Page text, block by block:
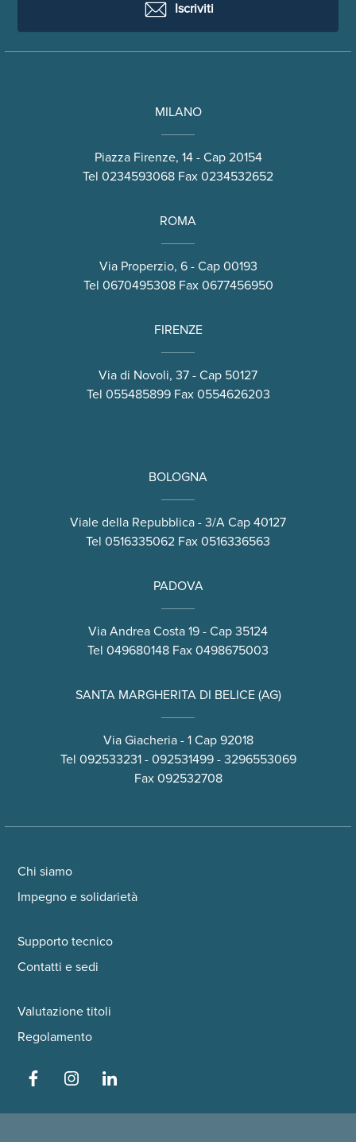
Iscriviti
MILANO
Piazza Firenze, 14 - Cap 20154
Tel 0234593068 Fax 0234532652
ROMA
Via Properzio, 6 - Cap 00193
Tel 0670495308Fax 0677456950
FIRENZE
Via di Novoli, 37 - Cap 50127
Tel 055485899Fax 0554626203
BOLOGNA
Viale della Repubblica - 3/A Cap 40127
Tel 0516335062 Fax 0516336563
PADOVA
Via Andrea Costa 19 - Cap 35124
Tel 049680148 Fax 0498675003
SANTA MARGHERITA DI BELICE (AG)
Via Giacheria - 1 Cap 92018
Tel 092533231- 092531499- 3296553069
Fax 092532708
Chi siamo
Impegno e solidarietà
Supporto tecnico
Contatti e sedi
Valutazione titoli
Regolamento